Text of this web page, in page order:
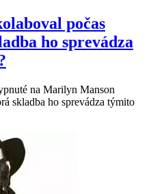
počas
ho sprevádza
na Marilyn Manson
skladba ho sprevádza týmito